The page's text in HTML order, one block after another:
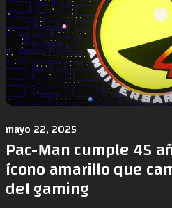
mayo 22, 2025
Pac-Man cumple 45
ícono amarillo que
del gaming